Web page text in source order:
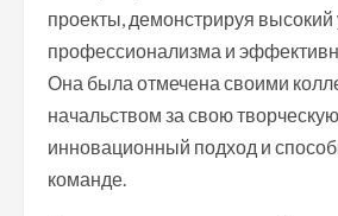
проекты, демонстрируя высокий
профессионализма и
Она была отмечена своими
начальством за свою
инновационный подход и
команде.